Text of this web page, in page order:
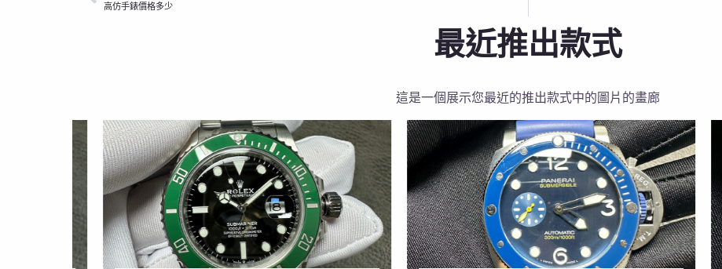
高仿手錶價格多少
最近推出款式
這是一個展示您最近的推出款式中的圖片的畫廊